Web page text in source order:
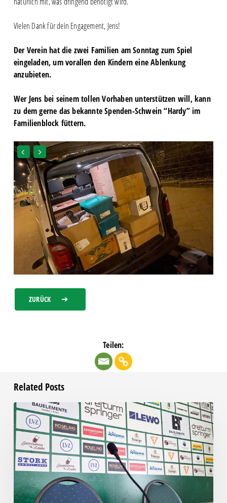
Vielen Dank für dein Engagement, Jens!
Der Verein hat die zwei Familien am Sonntag zum Spiel
eingeladen, um vorallen den Kindern eine Ablenkung
anzubieten.
Wer Jens bei seinem tollen Vorhaben unterstützen will, kann
zu dem gerne das bekannte Spenden-Schwein “Hardy” im
Familienblock füttern.
ZURÜCK
Teilen:
Related Posts
Pressegespräch
RSV
Eintracht
1949
–
Chemie